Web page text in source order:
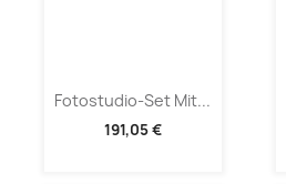
Fotostudio-Set Mit...
191,05 €